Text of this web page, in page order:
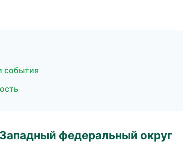
события
федеральный округ